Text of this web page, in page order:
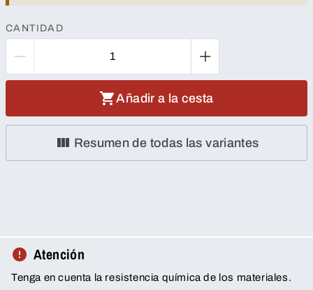
CANTIDAD
Añadir a la cesta
Resumen de todas las variantes
Atención
Tenga en cuenta la resistencia química de los materiales.